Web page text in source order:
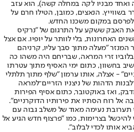
ואחד מבניו לקה במחלה קשה), הוא עזב
בשווייץ. הנאצים, כמובן, הטילו חרם על
במקום משכנו החדש.
את האבק ששקע על התרגום של "נרקיס
במהלך 50 וקצת השנים האחרונות, בלי לוותר על יופיו. אם אצל
המנזר "מעלה מתוך סבך עליו, קרניהם
זרי המראה, שבריחם היה משהו כה
בחשוון, כתום ימי האסיף מתוך עטרתו
- אצלה, אותו ערמון "שלף מתוך תלתלי
הדהות של ניצניו הזריים־למראה
ואז באוקטובר, כתום אסיף הפירות
אל רוח הסתיו את פירותיו הדוקרניים".
תערובת נעימה מאוד של משלב גבוה עם
להיכשל בצרימות, כמו "פרצוף חדש הגיע אל
אותו לכדי לבלוב".